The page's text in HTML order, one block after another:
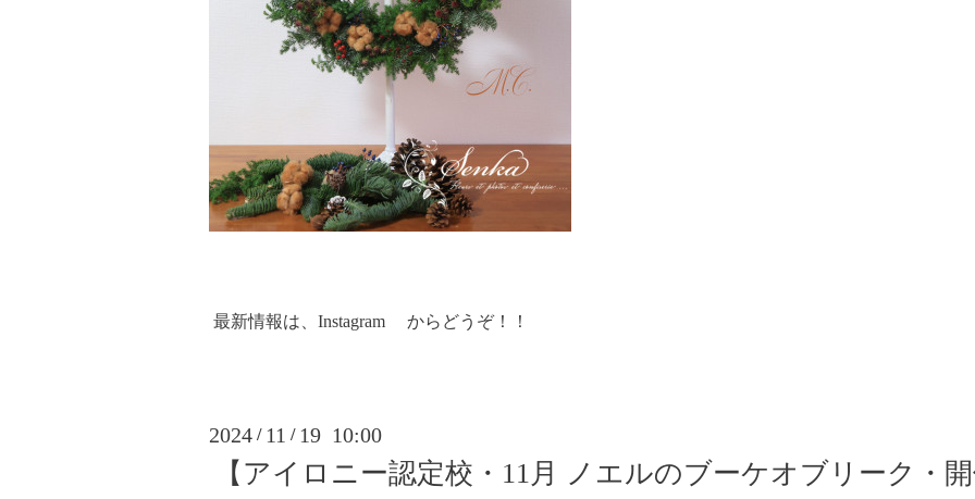
最新情報は、 Instagram からどうぞ！！
2024 / 11 / 19 10:00
【アイロニー認定校・11月 ノエルのブーケオブリーク・開